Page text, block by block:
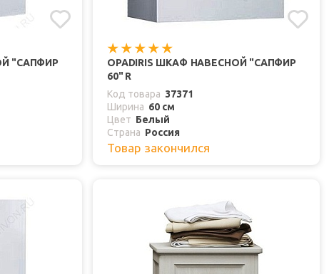
"САПФИР
OPADIRIS ШКАФ НАВЕСНОЙ "САПФИР
60" R
Код товара 37371
Ширина 60 см
Цвет Белый
Страна Россия
Товар закончился